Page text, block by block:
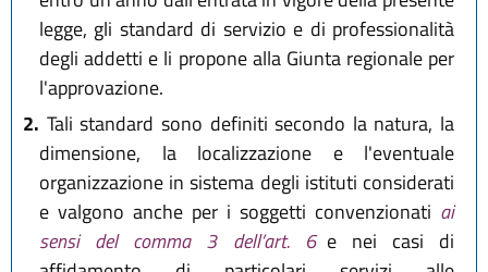
legge, gli standard di servizio e di professionalità
degli addetti e li propone alla Giunta regionale per
l'approvazione.
2. Tali standard sono definiti secondo la natura, la
dimensione, la localizzazione e l'eventuale
organizzazione in sistema degli istituti considerati
e valgono anche per i soggetti convenzionati ai
sensi del comma 3 dell’art. 6 e nei casi di